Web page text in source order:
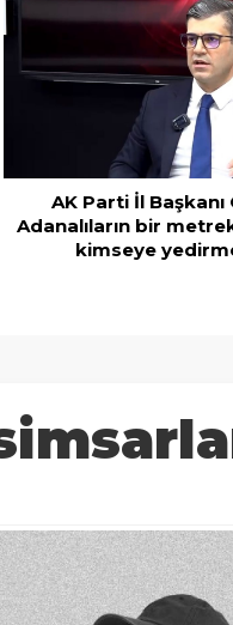
ivmesi
AK Parti İl Başkanı
Adanalıların bir
kimseye